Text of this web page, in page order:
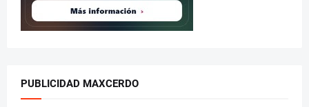
PUBLICIDAD MAXCERDO